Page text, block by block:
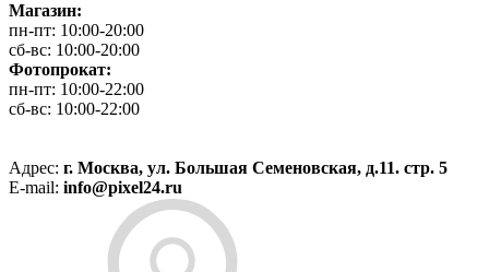
Магазин:
пн-пт: 10:00-20:00
сб-вс: 10:00-20:00
Фотопрокат:
пн-пт: 10:00-22:00
сб-вс: 10:00-22:00
Адрес: г. Москва, ул. Большая Семеновская, д.11. стр. 5
E-mail: info@pixel24.ru